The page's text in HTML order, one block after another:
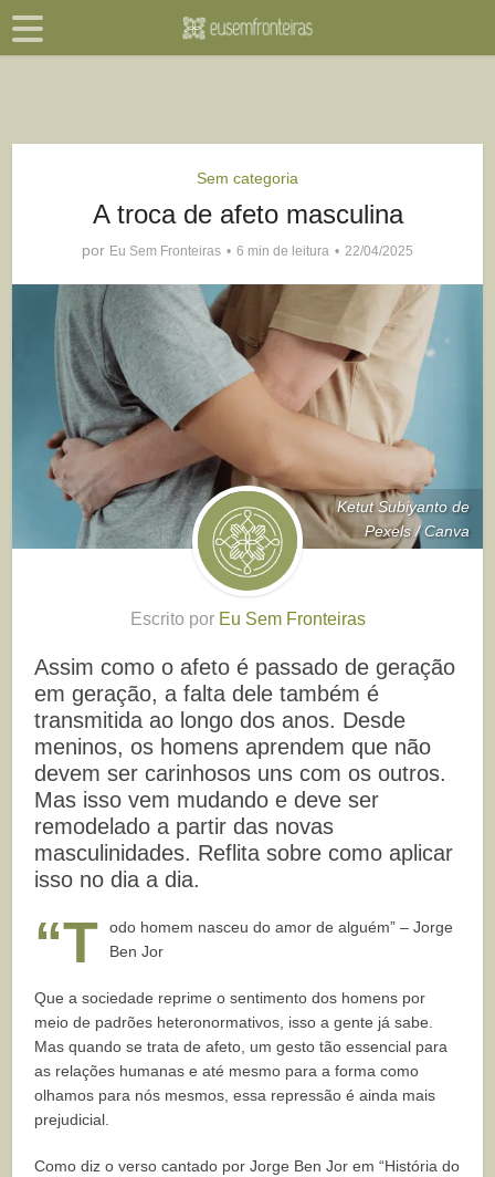
Sem categoria
A troca de afeto masculina
por Eu Sem Fronteiras 6 min de leitura 22/04/2025
Ketut Subiyanto de
Pexels / Canva
Escrito por Eu Sem Fronteiras
Assim como o afeto é passado de geração
em geração, a falta dele também é
transmitida ao longo dos anos. Desde
meninos, os homens aprendem que não
devem ser carinhosos uns com os outros.
Mas isso vem mudando e deve ser
remodelado a partir das novas
masculinidades. Reflita sobre como aplicar
isso no dia a dia.
“T
odo homem nasceu do amor de alguém” – Jorge
Ben Jor
Que a sociedade reprime o sentimento dos homens por
meio de padrões heteronormativos, isso a gente já sabe.
Mas quando se trata de afeto, um gesto tão essencial para
as relações humanas e até mesmo para a forma como
olhamos para nós mesmos, essa repressão é ainda mais
prejudicial.
Como diz o verso cantado por Jorge Ben Jor em “História do